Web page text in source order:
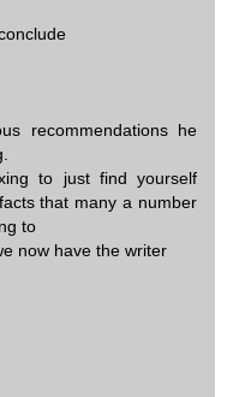
recommendations he
to just find yourself
that many a number
to
now have the writer